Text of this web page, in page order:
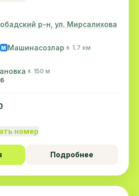
н, ул. Мирсалихова
M Машинасозлар 🚶 1.7 км
🚶 150 м
номер
Подробнее